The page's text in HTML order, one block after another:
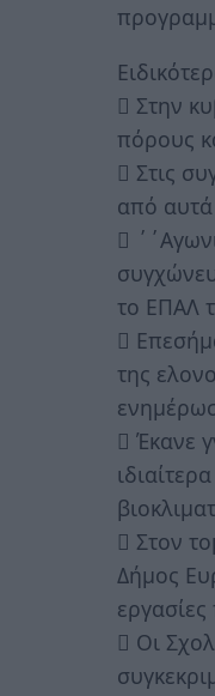
 Στην
πόρους
 Στις
από

το ΕΠΑΛ

της
 Έκανε
 Στον
Δήμος
 Οι